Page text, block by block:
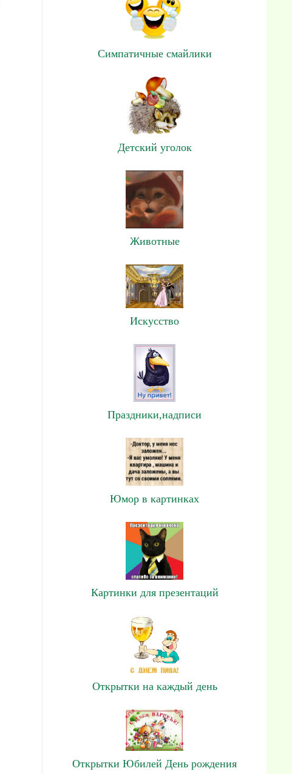
Симпатичные смайлики
Детский уголок
Животные
Искусство
Праздники,надписи
Юмор в картинках
Картинки для презентаций
Открытки на каждый день
Открытки Юбилей День рождения